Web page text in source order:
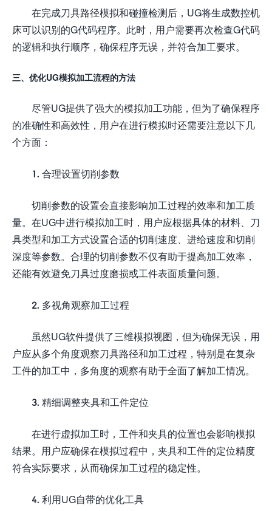
在完成刀具路径模拟和碰撞检测后，UG将生成数控机
床可以识别的G代码程序。此时，用户需要再次检查G代码
的逻辑和执行顺序，确保程序无误，并符合加工要求。
三、优化UG模拟加工流程的方法
尽管UG提供了强大的模拟加工功能，但为了确保程序
的准确性和高效性，用户在进行模拟时还需要注意以下几
个方面：
1. 合理设置切削参数
切削参数的设置会直接影响加工过程的效率和加工质
量。在UG中进行模拟加工时，用户应根据具体的材料、刀
具类型和加工方式设置合适的切削速度、进给速度和切削
深度等参数。合理的切削参数不仅有助于提高加工效率，
还能有效避免刀具过度磨损或工件表面质量问题。
2. 多视角观察加工过程
虽然UG软件提供了三维模拟视图，但为确保无误，用
户应从多个角度观察刀具路径和加工过程，特别是在复杂
工件的加工中，多角度的观察有助于全面了解加工情况。
3. 精细调整夹具和工件定位
在进行虚拟加工时，工件和夹具的位置也会影响模拟
结果。用户应确保在模拟过程中，夹具和工件的定位精度
符合实际要求，从而确保加工过程的稳定性。
4. 利用UG自带的优化工具